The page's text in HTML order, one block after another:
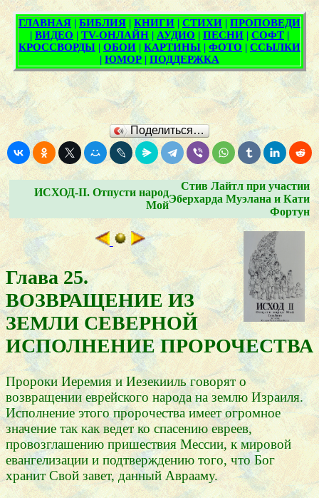
Поделиться…
ИСХОД-II. Отпусти народ
Мой
Стив Лайтл при участии
Эберхарда Муэлана и Кати
Фортун
Глава 25.
ВОЗВРАЩЕНИЕ ИЗ
ЗЕМЛИ СЕВЕРНОЙ
ИСПОЛНЕНИЕ ПРОРОЧЕСТВА
Пророки Иеремия и Иезекииль говорят о
возвращении еврейского народа на землю Израиля.
Исполнение этого пророчества имеет огромное
значение так как ведет ко спасению евреев,
провозглашению пришествия Мессии, к мировой
евангелизации и подтверждению того, что Бог
хранит Свой завет, данный Аврааму.